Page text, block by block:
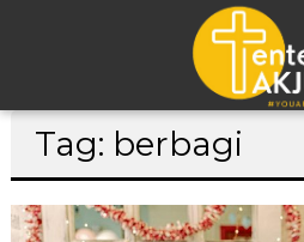
Lompat
Tag: berbagi